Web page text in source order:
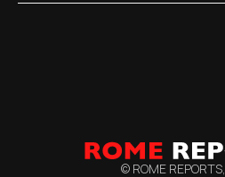
© ROME REPORTS,